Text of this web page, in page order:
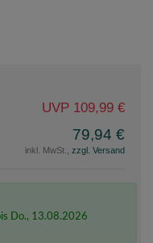
UVP 109,99 €
79,94 €
inkl. MwSt., zzgl. Versand
Do., 13.08.2026